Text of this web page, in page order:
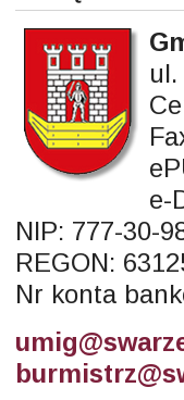
e-
NIP: 777-30-
REGON:
Nr konta